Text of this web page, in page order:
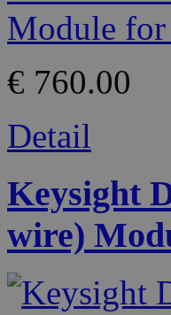
€ 760.00
Detail
Keysight
wire)